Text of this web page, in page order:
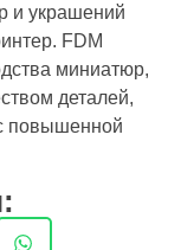
и украшений
FDM
миниатюр,
деталей,
повышенной